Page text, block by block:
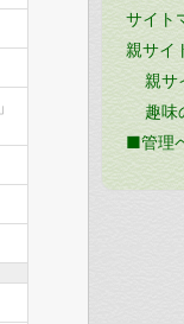
サイト
親サイ
親サ
趣味
■管理